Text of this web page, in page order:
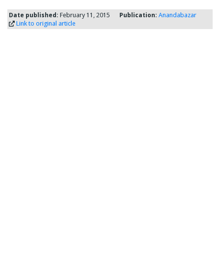
Date published: February 11, 2015 Publication: Anandabazar
Link to original article